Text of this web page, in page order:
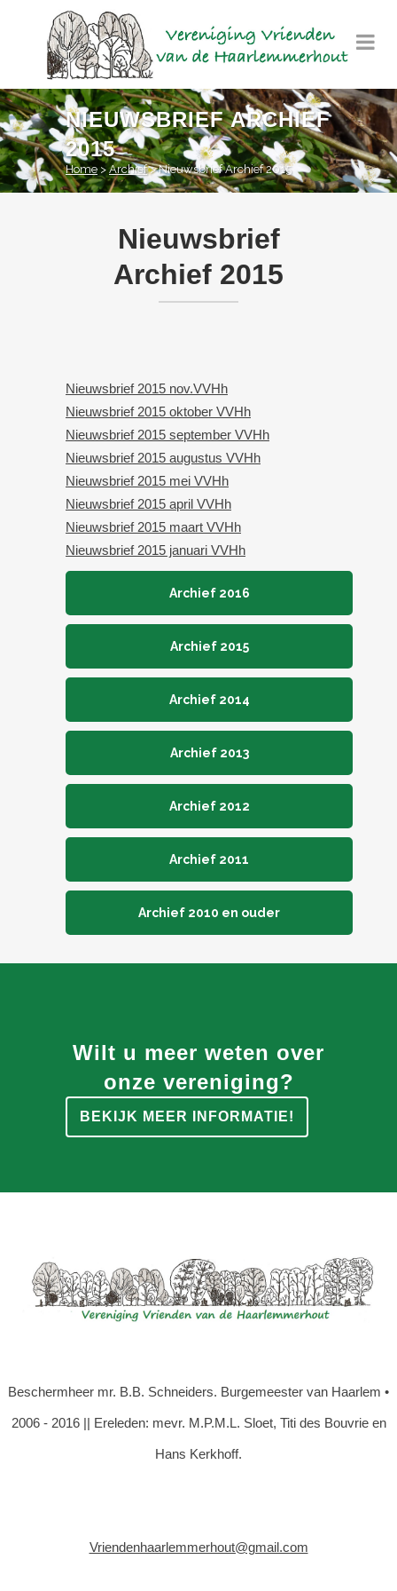
NIEUWSBRIEF ARCHIEF
2015
Home > Archief>Nieuwsbrief Archief 2015
Nieuwsbrief
Archief 2015
Nieuwsbrief 2015 nov.VVHh
Nieuwsbrief 2015 oktober VVHh
Nieuwsbrief 2015 september VVHh
Nieuwsbrief 2015 augustus VVHh
Nieuwsbrief 2015 mei VVHh
Nieuwsbrief 2015 april VVHh
Nieuwsbrief 2015 maart VVHh
Nieuwsbrief 2015 januari VVHh
Archief 2016
Archief 2015
Archief 2014
Archief 2013
Archief 2012
Archief 2011
Archief 2010 en ouder
Wilt u meer weten over
onze vereniging?
BEKIJK MEER INFORMATIE!
Beschermheer mr. B.B. Schneiders. Burgemeester van Haarlem •
2006 - 2016 || Ereleden: mevr. M.P.M.L. Sloet, Titi des Bouvrie en
Hans Kerkhoff.
Vriendenhaarlemmerhout@gmail.com